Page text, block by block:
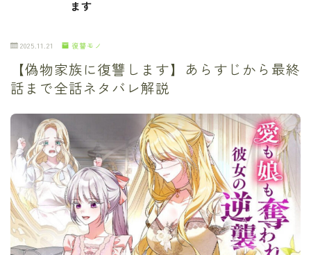
ます
2025.11.21 復讐モノ
【偽物家族に復讐します】あらすじから最終
話まで全話ネタバレ解説